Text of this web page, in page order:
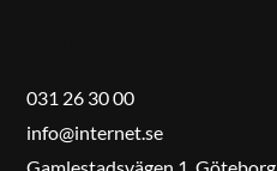
031 26 30 00
info@internet.se